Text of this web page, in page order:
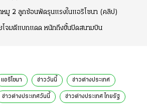
หมู 2 ลูกซ้อนพัดรุนแรงในแอริโซนา (คลิป)
โจมตีแบกแดด หนักถึงขั้นปิดสนามบิน
แอริโซนา ข่าววันนี้ ข่าวต่างประเทศ
ข่าวต่างประเทศวันนี้ ข่าวต่างประเทศ ไทยรัฐ